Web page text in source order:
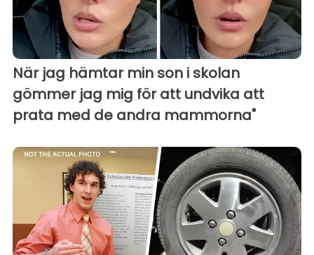
När jag hämtar min son i skolan
gömmer jag mig för att undvika att
prata med de andra mammorna"